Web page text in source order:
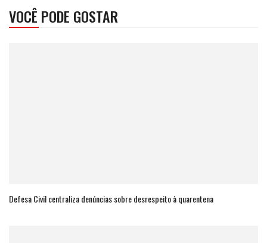
VOCÊ PODE GOSTAR
Defesa Civil centraliza denúncias sobre desrespeito à quarentena